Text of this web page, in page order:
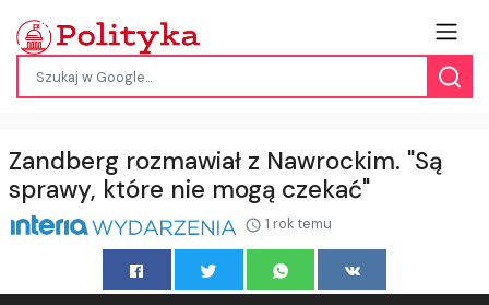
Zandberg rozmawiał z Nawrockim. "Są
sprawy, które nie mogą czekać"
1 rok temu